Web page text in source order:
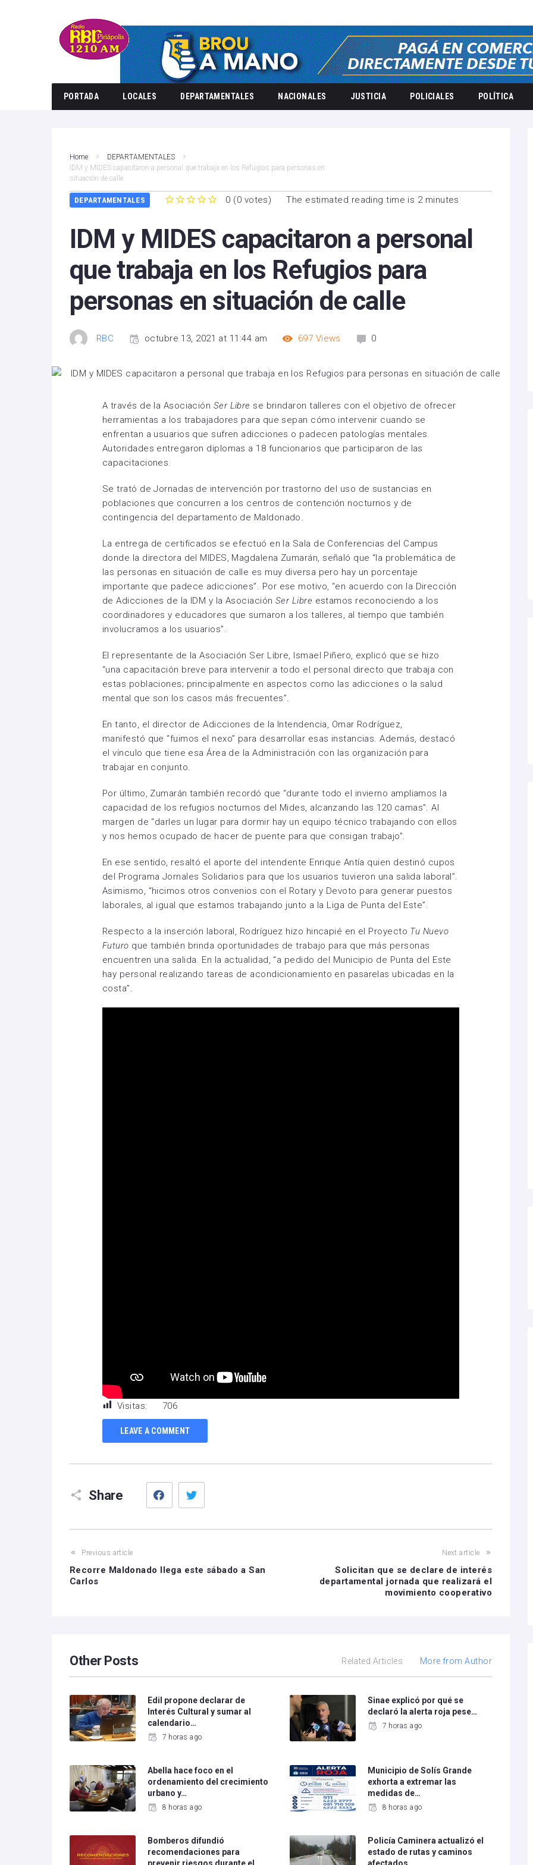
PORTADA LOCALES DEPARTAMENTALES NACIONALES JUSTICIA POLICIALES POLÍTICA
Home
DEPARTAMENTALES
IDM y MIDES capacitaron a personal que trabaja en los Refugios para personas en
situación de calle
DEPARTAMENTALES 0 (0 votes) The estimated reading time is 2 minutes
IDM y MIDES capacitaron a personal
que trabaja en los Refugios para
personas en situación de calle
RBC octubre 13, 2021 at 11:44 am 697 Views 0
A través de la Asociación Ser Libre se brindaron talleres con el objetivo de ofrecer
herramientas a los trabajadores para que sepan cómo intervenir cuando se
enfrentan a usuarios que sufren adicciones o padecen patologías mentales.
Autoridades entregaron diplomas a 18 funcionarios que participaron de las
capacitaciones.
Se trató de Jornadas de intervención por trastorno del uso de sustancias en
poblaciones que concurren a los centros de contención nocturnos y de
contingencia del departamento de Maldonado.
La entrega de certificados se efectuó en la Sala de Conferencias del Campus
donde la directora del MIDES, Magdalena Zumarán, señaló que “la problemática de
las personas en situación de calle es muy diversa pero hay un porcentaje
importante que padece adicciones”. Por ese motivo, “en acuerdo con la Dirección
de Adicciones de la IDM y la Asociación Ser Libre estamos reconociendo a los
coordinadores y educadores que sumaron a los talleres, al tiempo que también
involucramos a los usuarios”.
El representante de la Asociación Ser Libre, Ismael Piñero, explicó que se hizo
“una capacitación breve para intervenir a todo el personal directo que trabaja con
estas poblaciones; principalmente en aspectos como las adicciones o la salud
mental que son los casos más frecuentes”.
En tanto, el director de Adicciones de la Intendencia, Omar Rodríguez,
manifestó que “fuimos el nexo” para desarrollar esas instancias. Además, destacó
el vínculo que tiene esa Área de la Administración con las organización para
trabajar en conjunto.
Por último, Zumarán también recordó que “durante todo el invierno ampliamos la
capacidad de los refugios nocturnos del Mides, alcanzando las 120 camas”. Al
margen de “darles un lugar para dormir hay un equipo técnico trabajando con ellos
y nos hemos ocupado de hacer de puente para que consigan trabajo”.
En ese sentido, resaltó el aporte del intendente Enrique Antía quien destinó cupos
del Programa Jornales Solidarios para que los usuarios tuvieron una salida laboral”.
Asimismo, “hicimos otros convenios con el Rotary y Devoto para generar puestos
laborales, al igual que estamos trabajando junto a la Liga de Punta del Este”.
Respecto a la inserción laboral, Rodríguez hizo hincapié en el Proyecto Tu Nuevo
Futuro que también brinda oportunidades de trabajo para que más personas
encuentren una salida. En la actualidad, “a pedido del Municipio de Punta del Este
hay personal realizando tareas de acondicionamiento en pasarelas ubicadas en la
costa”.
Visitas: 706
LEAVE A COMMENT
Share
Facebook
Previous article
Recorre Maldonado llega este sábado a San
Carlos
Next article
Solicitan que se declare de interés
departamental jornada que realizará el
movimiento cooperativo
Other Posts Related Articles More from Author
Edil propone declarar de
Interés Cultural y sumar al
calendario…
7 horas ago
Sinae explicó por qué se
declaró la alerta roja pese…
7 horas ago
Abella hace foco en el
ordenamiento del crecimiento
urbano y…
8 horas ago
Municipio de Solís Grande
exhorta a extremar las
medidas de…
8 horas ago
Bomberos difundió
recomendaciones para
Policía Caminera actualizó el
estado de rutas y caminos